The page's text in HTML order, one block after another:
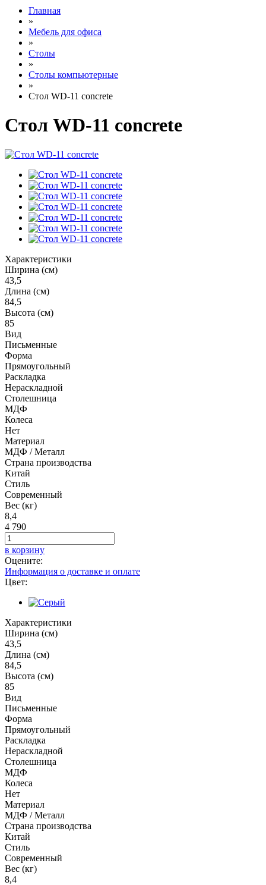
Главная
»
Мебель для офиса
»
Столы
»
Столы компьютерные
»
Cтол WD-11 concrete
Cтол WD-11 concrete
Характеристики
Ширина (см)
43,5
Длина (см)
84,5
Высота (см)
85
Вид
Письменные
Форма
Прямоугольный
Раскладка
Нераскладной
Столешница
МДФ
Колеса
Нет
Материал
МДФ / Металл
Страна производства
Китай
Стиль
Современный
Вес (кг)
8,4
4 790
в корзину
Оцените:
Информация о доставке и оплате
Цвет:
Характеристики
Ширина (см)
43,5
Длина (см)
84,5
Высота (см)
85
Вид
Письменные
Форма
Прямоугольный
Раскладка
Нераскладной
Столешница
МДФ
Колеса
Нет
Материал
МДФ / Металл
Страна производства
Китай
Стиль
Современный
Вес (кг)
8,4